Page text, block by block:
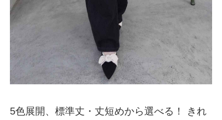
5色展開、標準丈・丈短めから選べる！ きれ